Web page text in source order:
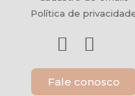
Política de
Fale conosco